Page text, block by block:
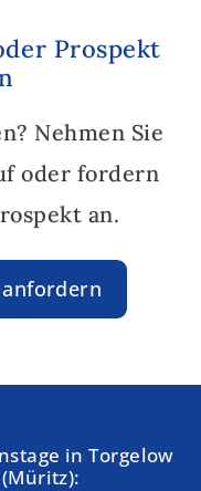
Prospekt
Nehmen Sie
oder fordern
an.
in Torgelow